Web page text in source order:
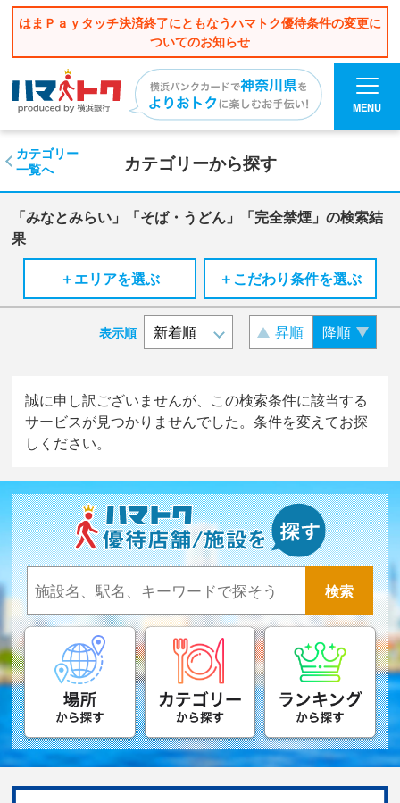
はまＰａｙタッチ決済終了にともなうハマトク優待条件の変更に
ついてのお知らせ
MENU
カテゴリーから探す
カテゴリー
一覧へ
「みなとみらい」「そば・うどん」「完全禁煙」の検索結
果
＋エリアを選ぶ
＋こだわり条件を選ぶ
表示順 昇順 降順
誠に申し訳ございませんが、この検索条件に該当する
サービスが見つかりませんでした。条件を変えてお探
しください。